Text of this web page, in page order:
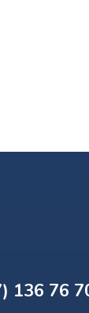
136 76